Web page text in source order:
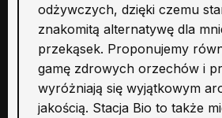
odżywczych, dzięki czemu
znakomitą alternatywę dla
przekąsek. Proponujemy
gamę zdrowych orzechów i
wyróżniają się wyjątkowym
jakością. Stacja Bio to także